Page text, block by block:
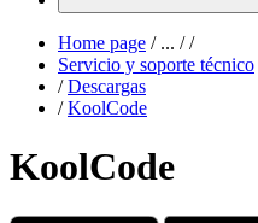
Home page /... / /
Servicio y soporte técnico
/ Descargas
/ KoolCode
KoolCode